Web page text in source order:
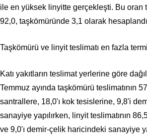
ile en yüksek linyitte gerçekleşti. Bu oran
92,0, taşkömüründe 3,1 olarak
Taşkömürü ve linyit teslimatı en fazla
Katı yakıtların teslimat yerlerine göre
Temmuz ayında taşkömürü teslimatının
santrallere, 18,0'ı kok tesislerine, 9,8'i
sanayiye yapılırken, linyit teslimatının
ve 9,0'ı demir-çelik haricindeki sanayiye